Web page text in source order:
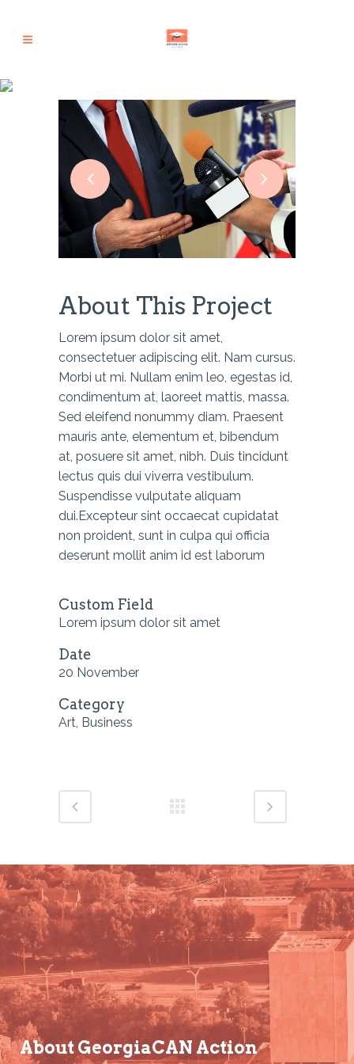
About This Project
Lorem ipsum dolor sit amet,
consectetuer adipiscing elit. Nam cursus.
Morbi ut mi. Nullam enim leo, egestas id,
condimentum at, laoreet mattis, massa.
Sed eleifend nonummy diam. Praesent
mauris ante, elementum et, bibendum
at, posuere sit amet, nibh. Duis tincidunt
lectus quis dui viverra vestibulum.
Suspendisse vulputate aliquam
dui.Excepteur sint occaecat cupidatat
non proident, sunt in culpa qui officia
deserunt mollit anim id est laborum
Custom Field
Lorem ipsum dolor sit amet
Date
20 November
Category
Art, Business
About GeorgiaCAN Action